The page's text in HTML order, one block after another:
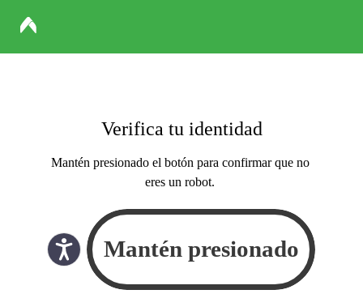
Verifica tu identidad
Mantén presionado el botón para confirmar que no
eres un robot.